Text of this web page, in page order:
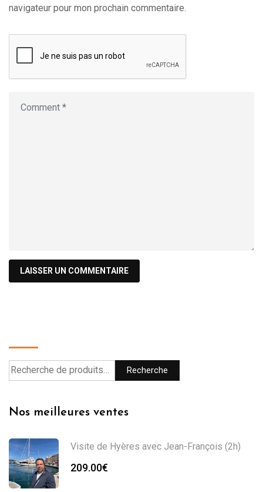
navigateur pour mon prochain commentaire.
Recherche
Nos meilleures ventes
Visite de Hyères avec Jean-François (2h)
209.00€